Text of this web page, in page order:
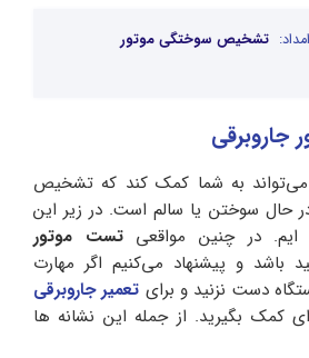
تشخیص سوختگی موتور
جاروبرقی
به شما کمک کند که تشخیص
حال سوختن یا سالم است. در زیر این
ایم. در چنین مواقعیتست موتور
باشد و پیشنهاد می‌کنیم اگر مهارت
دست نزنید و برای تعمیر جاروبرقی
کمک بگیرید. از جمله این نشانه ها